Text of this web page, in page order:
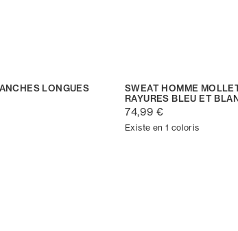
LONGUES
SWEAT HOMME
RAYURES BLEU ET
74,99 €
Existe en 1 coloris